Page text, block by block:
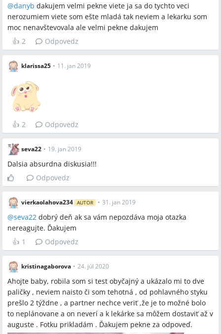
@danyb dakujem velmi pekne viete ja sa do tychto veci
nerozumiem viete som ešte mladá tak neviem a lekarku som
moc nenavštevovala ale velmi pekne dakujem
👍 2 Odpovedz
klarissa25 • 11. jan 2019
👍 2 Odpovedz
seva22 • 19. jan 2019
Dalsia absurdna diskusia!!!
Odpovedz
vierkaolahova234 AUTOR • 31. jan 2019
@seva22 dobrý deň ak sa vám nepozdáva moja otazka
nereagujte. Ďakujem
👍 1 Odpovedz
kristinagaborova • 24. júl 2020
Ahojte baby, robila som si test obyčajný a ukázalo mi to dve
paličky , neviem naisto či som tehotná , od pohlavného styku
prešlo 2 týždne , a partner nechce veriť ,že je to možné bolo
to neplánovane a on neverí a k lekárke sa môžem dostaviť až v
auguste . Fotku prikladám . Ďakujem pekne za odpoveď.